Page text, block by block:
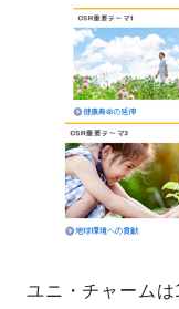
ユニ・チャーム